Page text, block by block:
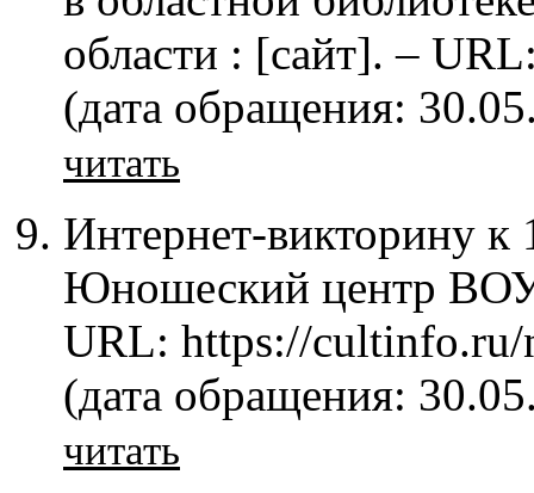
области : [сайт]. –
(дата обращения:
читать
Интернет-викторину
Юношеский центр
URL: https://
(дата обращения:
читать